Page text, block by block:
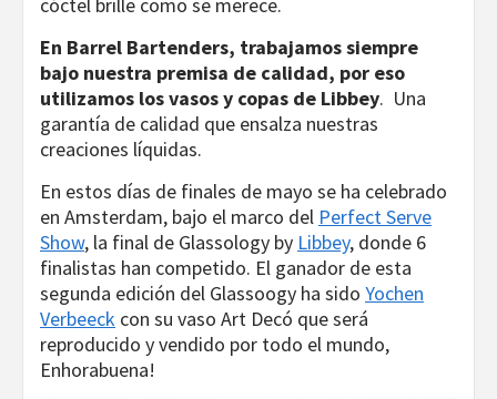
En Barrel Bartenders, trabajamos siempre
bajo nuestra premisa de calidad, por eso
utilizamos los vasos y copas de Libbey. Una
garantía de calidad que ensalza nuestras
creaciones líquidas.
En estos días de finales de mayo se ha celebrado
en Amsterdam, bajo el marco del Perfect Serve
Show, la final de Glassology by Libbey, donde 6
finalistas han competido. El ganador de esta
segunda edición del Glassoogy ha sido Yochen
Verbeeck con su vaso Art Decó que será
reproducido y vendido por todo el mundo,
Enhorabuena!